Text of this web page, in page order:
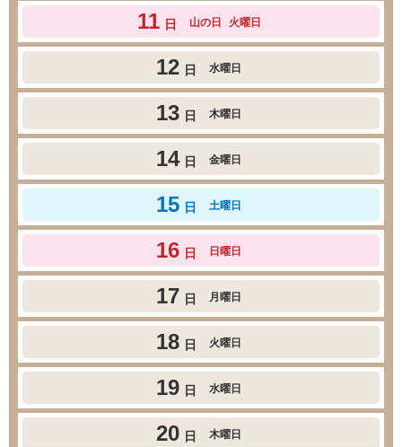
11 日 山の日 火曜日
12 日 水曜日
13 日 木曜日
14 日 金曜日
15 日 土曜日
16 日 日曜日
17 日 月曜日
18 日 火曜日
19 日 水曜日
20 日 木曜日